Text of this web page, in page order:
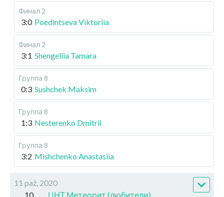
Финал 2
3:0 Poedintseva Viktoriia
Финал 2
3:1 Shengeliia Tamara
Группа 8
0:3 Sushchek Maksim
Группа 8
1:3 Nesterenko Dmitrii
Группа 8
3:2 Mishchenko Anastasiia
11 paź, 2020
10
ЦНТ Метеорит (любители)